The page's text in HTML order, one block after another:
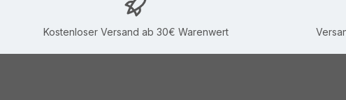
Kostenloser Versand ab 30€ Warenwert